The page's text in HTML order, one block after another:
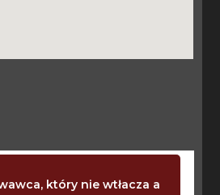
który nie wtłacza a